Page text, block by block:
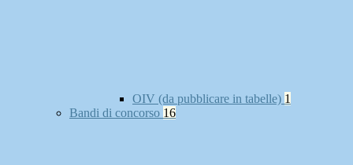
OIV (da pubblicare in tabelle) 1
Bandi di concorso 16